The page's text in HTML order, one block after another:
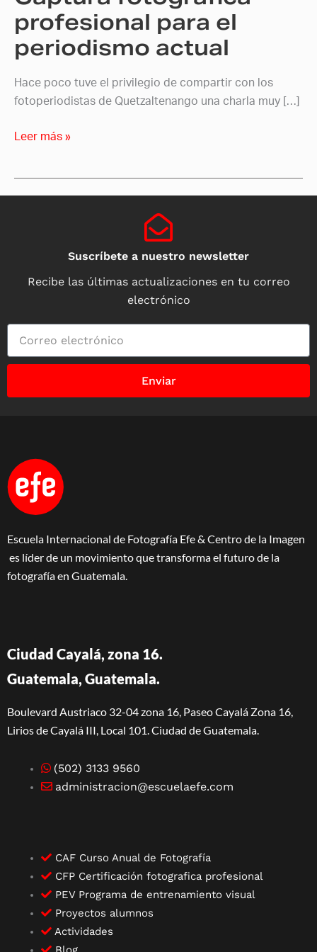
profesional para el
periodismo actual
Hace poco tuve el privilegio de compartir con los
fotoperiodistas de Quetzaltenango una charla muy […]
Leer más »
Suscríbete a nuestro newsletter
Recibe las últimas actualizaciones en tu correo
electrónico
Enviar
Escuela Internacional de Fotografía Efe & Centro de la Imagen
es líder de un movimiento que transforma el futuro de la
fotografía en Guatemala.
Ciudad Cayalá, zona 16.
Guatemala, Guatemala.
Boulevard Austriaco 32-04 zona 16, Paseo Cayalá Zona 16,
Lirios de Cayalá III, Local 101. Ciudad de Guatemala.
(502) 3133 9560
administracion@escuelaefe.com
CAF Curso Anual de Fotografía
CFP Certificación fotografica profesional
PEV Programa de entrenamiento visual
Proyectos alumnos
Actividades